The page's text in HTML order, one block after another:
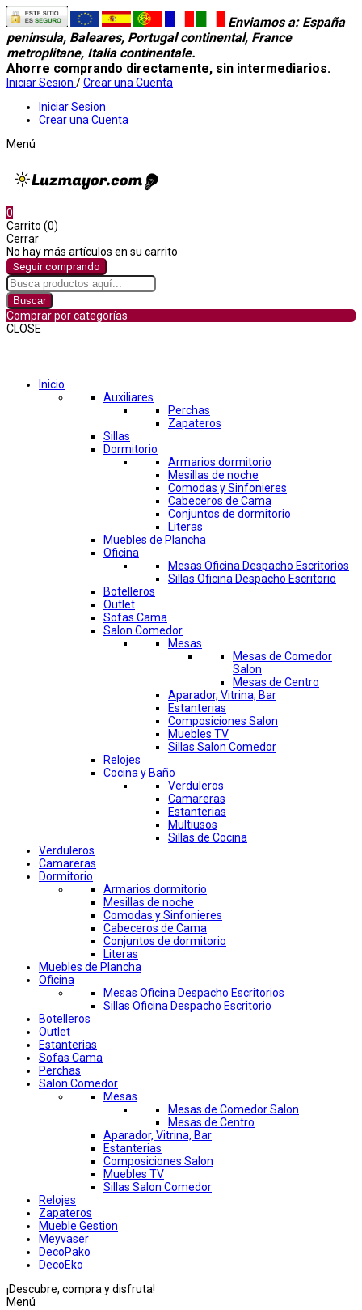
Enviamos a: España
peninsula, Baleares, Portugal continental, France
metroplitane, Italia continentale.
Ahorre comprando directamente, sin intermediarios.
Iniciar Sesion /Crear una Cuenta
Iniciar Sesion
Crear una Cuenta
Menú
0
Carrito (0)
Cerrar
No hay más artículos en su carrito
Seguir comprando
Buscar
Comprar por categorías
CLOSE
Inicio
Auxiliares
Perchas
Zapateros
Sillas
Dormitorio
Armarios dormitorio
Mesillas de noche
Comodas y Sinfonieres
Cabeceros de Cama
Conjuntos de dormitorio
Literas
Muebles de Plancha
Oficina
Mesas Oficina Despacho Escritorios
Sillas Oficina Despacho Escritorio
Botelleros
Outlet
Sofas Cama
Salon Comedor
Mesas
Mesas de Comedor
Salon
Mesas de Centro
Aparador, Vitrina, Bar
Estanterias
Composiciones Salon
Muebles TV
Sillas Salon Comedor
Relojes
Cocina y Baño
Verduleros
Camareras
Estanterias
Multiusos
Sillas de Cocina
Verduleros
Camareras
Dormitorio
Armarios dormitorio
Mesillas de noche
Comodas y Sinfonieres
Cabeceros de Cama
Conjuntos de dormitorio
Literas
Muebles de Plancha
Oficina
Mesas Oficina Despacho Escritorios
Sillas Oficina Despacho Escritorio
Botelleros
Outlet
Estanterias
Sofas Cama
Perchas
Salon Comedor
Mesas
Mesas de Comedor Salon
Mesas de Centro
Aparador, Vitrina, Bar
Estanterias
Composiciones Salon
Muebles TV
Sillas Salon Comedor
Relojes
Zapateros
Mueble Gestion
Meyvaser
DecoPako
DecoEko
¡Descubre, compra y disfruta!
Menú